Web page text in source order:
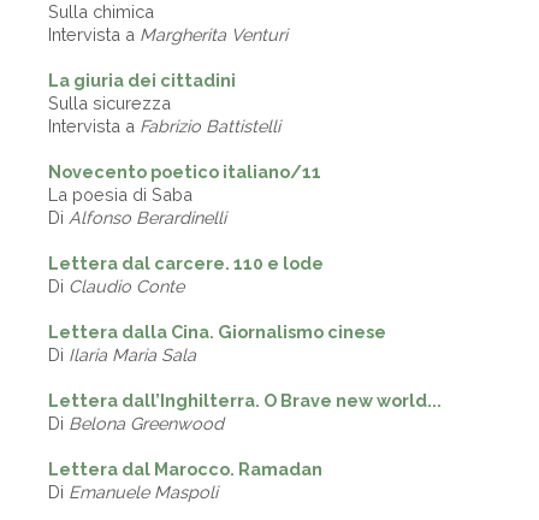
Sulla chimica
Intervista a Margherita Venturi
La giuria dei cittadini
Sulla sicurezza
Intervista a Fabrizio Battistelli
Novecento poetico italiano/11
La poesia di Saba
Di Alfonso Berardinelli
Lettera dal carcere. 110 e lode
Di Claudio Conte
Lettera dalla Cina. Giornalismo cinese
Di Ilaria Maria Sala
Lettera dall’Inghilterra. O Brave new world...
Di Belona Greenwood
Lettera dal Marocco. Ramadan
Di Emanuele Maspoli